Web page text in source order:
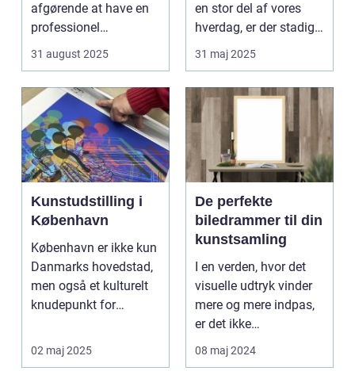
afgørende at have en
professionel
bryllupsfot...
31 august 2025
en stor del af vores
hverdag, er der stadig
noget sæ...
31 maj 2025
Kunstudstilling i
København
København er ikke kun
Danmarks hovedstad,
men også et kulturelt
knudepunkt for
02 maj 2025
De perfekte
biledrammer til din
kunstsamling
I en verden, hvor det
visuelle udtryk vinder
mere og mere indpas,
er det ikke
overraskende, at
biled...
08 maj 2024